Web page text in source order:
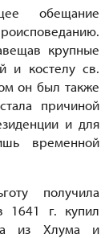
обещание
крупные
и костелу св.
он был также
причиной
и для
временной
получила
1641 г. купил
из Хлума и